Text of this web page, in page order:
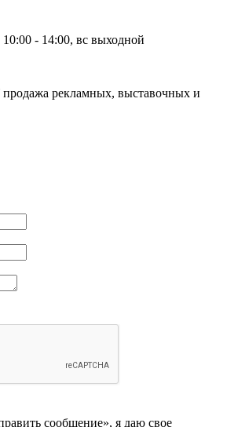
- 14:00, вс выходной
рекламных, выставочных и
сообщение», я даю свое